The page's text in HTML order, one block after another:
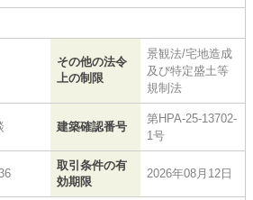
その他の法令
上の制限
景観法/宅地造成
及び特定盛土等
規制法
建築確認番号
第HPA-25-13702-
1号
取引条件の有
効期限
2026年08月12日